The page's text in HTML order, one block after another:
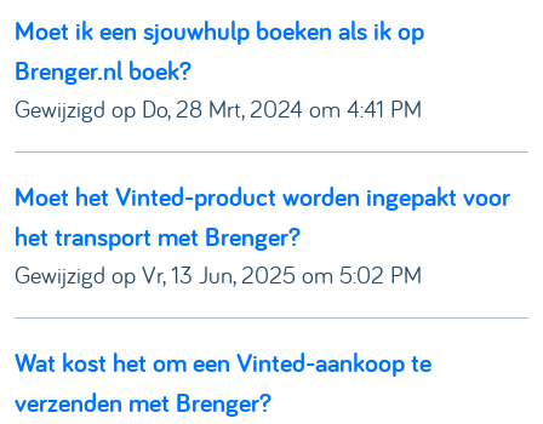
Moet ik een sjouwhulp boeken als ik op
Brenger.nl boek?
Gewijzigd op Do, 28 Mrt, 2024 om 4:41 PM
Moet het Vinted-product worden ingepakt voor
het transport met Brenger?
Gewijzigd op Vr, 13 Jun, 2025 om 5:02 PM
Wat kost het om een Vinted-aankoop te
verzenden met Brenger?